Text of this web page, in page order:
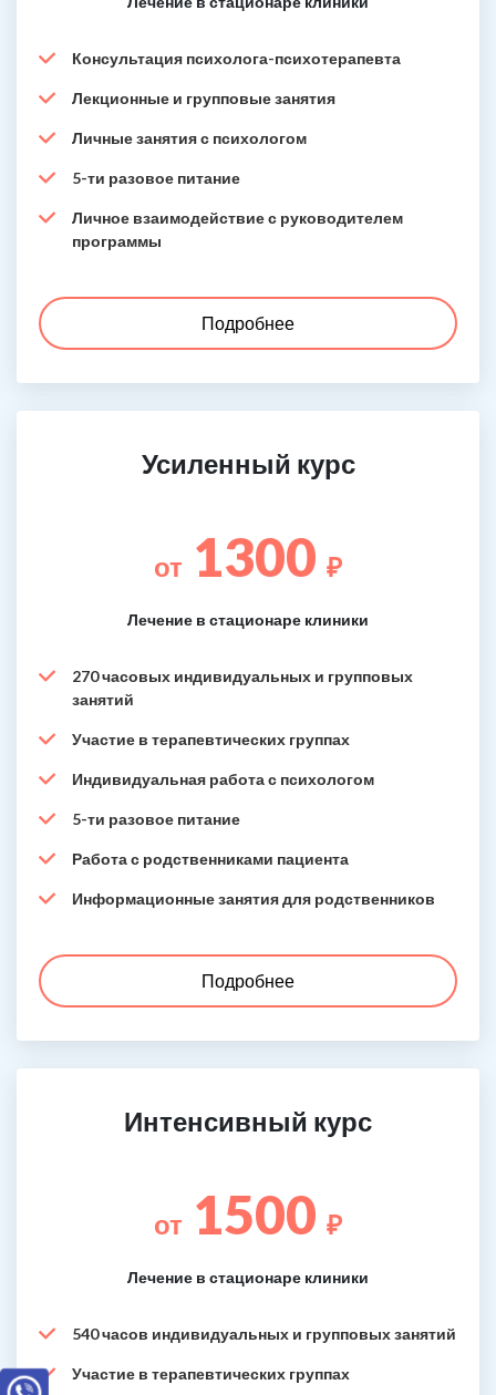
Консультация психолога-психотерапевта
Лекционные и групповые занятия
Личные занятия с психологом
5-ти разовое питание
Личное взаимодействие с руководителем
программы
Подробнее
Усиленный курс
от 1300 ₽
Лечение в стационаре клиники
270 часовых индивидуальных и групповых
занятий
Участие в терапевтических группах
Индивидуальная работа с психологом
5-ти разовое питание
Работа с родственниками пациента
Информационные занятия для родственников
Подробнее
Интенсивный курс
от 1500 ₽
Лечение в стационаре клиники
540 часов индивидуальных и групповых занятий
Участие в терапевтических группах